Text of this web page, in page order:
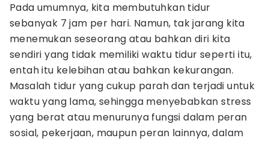
Pada umumnya, kita membutuhkan tidur
sebanyak 7 jam per hari. Namun, tak jarang kita
menemukan seseorang atau bahkan diri kita
sendiri yang tidak memiliki waktu tidur seperti itu,
entah itu kelebihan atau bahkan kekurangan.
Masalah tidur yang cukup parah dan terjadi untuk
waktu yang lama, sehingga menyebabkan stress
yang berat atau menurunya fungsi dalam peran
sosial, pekerjaan, maupun peran lainnya, dalam